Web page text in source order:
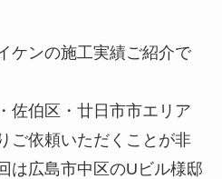
ケンの施工実績ご紹介で
佐伯区・廿日市市エリア
ご依頼いただくことが非
は広島市中区のUビル様邸